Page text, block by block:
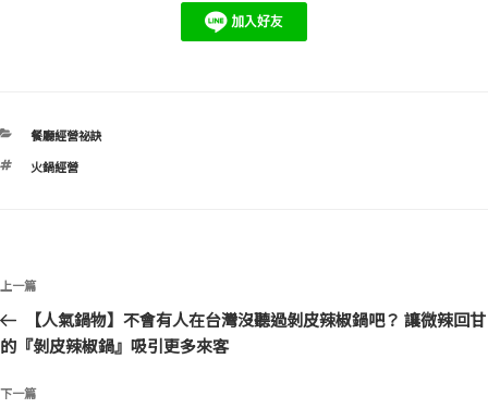
分
餐廳經營祕訣
標
火鍋經營
文
導
覽
上
一
篇
章
上一篇
【人氣鍋物】不會有人在台灣沒聽過剝皮辣椒鍋吧？ 讓微辣回甘
的『剝皮辣椒鍋』吸引更多來客
下
下一篇